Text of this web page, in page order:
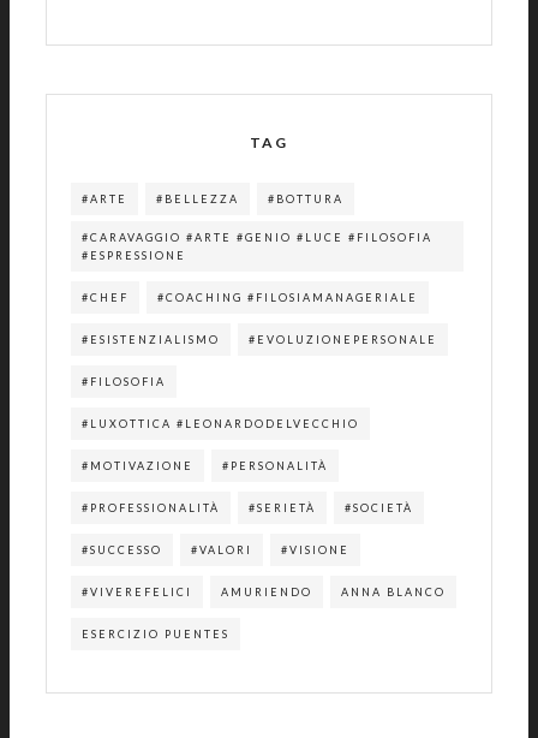
TAG
#ARTE #BELLEZZA #BOTTURA
#CARAVAGGIO #ARTE #GENIO #LUCE #FILOSOFIA
#ESPRESSIONE
#CHEF #COACHING #FILOSIAMANAGERIALE
#ESISTENZIALISMO #EVOLUZIONEPERSONALE
#FILOSOFIA
#LUXOTTICA #LEONARDODELVECCHIO
#MOTIVAZIONE #PERSONALITÀ
#PROFESSIONALITÀ #SERIETÀ #SOCIETÀ
#SUCCESSO #VALORI #VISIONE
#VIVEREFELICI AMURIENDO ANNA BLANCO
ESERCIZIO PUENTES